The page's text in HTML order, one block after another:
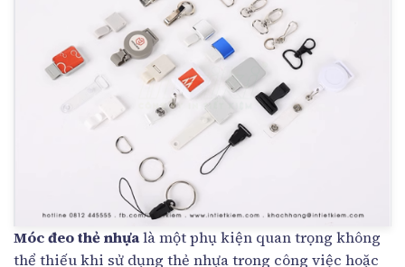
Móc đeo thẻ nhựalà một phụ kiện quan trọng không
thể thiếu khi sử dụng thẻ nhựa trong công việc hoặc